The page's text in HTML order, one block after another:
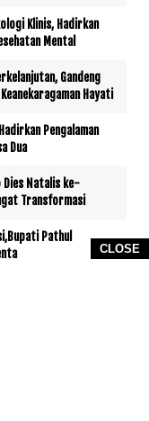
CLOSE
Klinis, Hadirkan
Mental
Gandeng
Hayati
Pengalaman
Dua
Dies Natalis ke-
Transformasi
Pathul